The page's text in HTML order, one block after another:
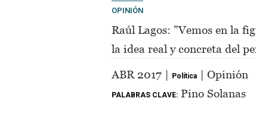
OPINIÓN
Raúl Lagos: "Vemos en la
la idea real y concreta del
de Perón"
ABR 2017 | Política | Opinión
PALABRAS CLAVE: Pino Solanas